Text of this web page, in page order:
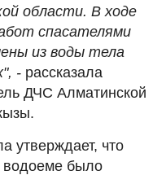
области. В ходе
спасателями
из воды тела
- рассказала
ДЧС Алматинской
утверждает, что
водоеме было